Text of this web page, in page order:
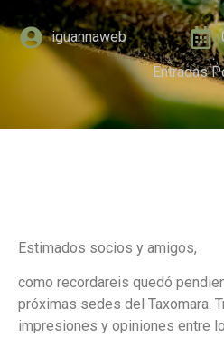
iguannaweb
Entradas
Estimados socios y amigos,
como recordareis quedó
próximas sedes del Taxomara.
impresiones y opiniones entre